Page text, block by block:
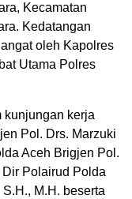
Kecamatan
Kedatangan
oleh Kapolres
Utama Polres
kunjungan kerja
Pol. Drs. Marzuki
Aceh Brigjen Pol.
Polairud Polda
M.H. beserta